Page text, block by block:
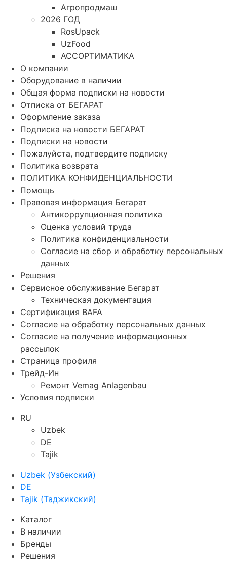
Агропродмаш
2026 ГОД
RosUpack
UzFood
АССОРТИМАТИКА
О компании
Оборудование в наличии
Общая форма подписки на новости
Отписка от БЕГАРАТ
Оформление заказа
Подписка на новости БЕГАРАТ
Подписки на новости
Пожалуйста, подтвердите подписку
Политика возврата
ПОЛИТИКА КОНФИДЕНЦИАЛЬНОСТИ
Помощь
Правовая информация Бегарат
Антикоррупционная политика
Оценка условий труда
Политика конфиденциальности
Согласие на сбор и обработку персональных
данных
Решения
Сервисное обслуживание Бегарат
Техническая документация
Сертификация BAFA
Согласие на обработку персональных данных
Согласие на получение информационных
рассылок
Страница профиля
Трейд-Ин
Ремонт Vemag Anlagenbau
Условия подписки
RU
Uzbek
DE
Tajik
Uzbek (Узбекский)
DE
Tajik (Таджикский)
Каталог
В наличии
Бренды
Решения